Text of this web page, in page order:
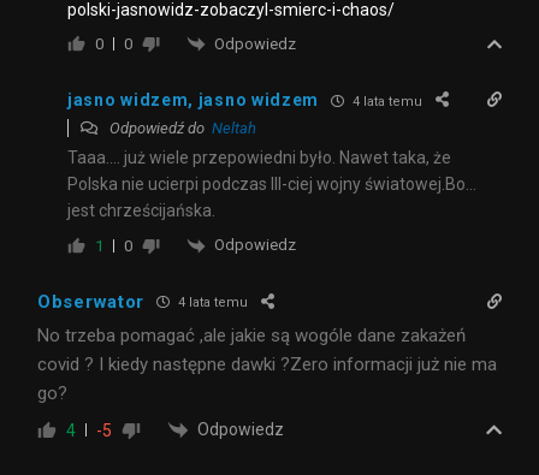
polski-jasnowidz-zobaczyl-smierc-i-chaos/
0 0 Odpowiedz
jasno widzem, jasno widzem 4 lata temu
Odpowiedź do Neltah
Taaa…. już wiele przepowiedni było. Nawet taka, że
Polska nie ucierpi podczas III-ciej wojny światowej.Bo…
jest chrześcijańska.
1 0 Odpowiedz
Obserwator 4 lata temu
No trzeba pomagać ,ale jakie są wogóle dane zakażeń
covid ? I kiedy następne dawki ?Zero informacji już nie ma
go?
4 -5 Odpowiedz